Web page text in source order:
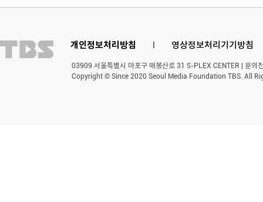
개인정보처리방침 l 영상정보처리기기방침
03909 서울특별시 마포구 매봉산로 31 S-PLEX CENTER | 문
Copyright © Since 2020 Seoul Media Foundation TBS. All